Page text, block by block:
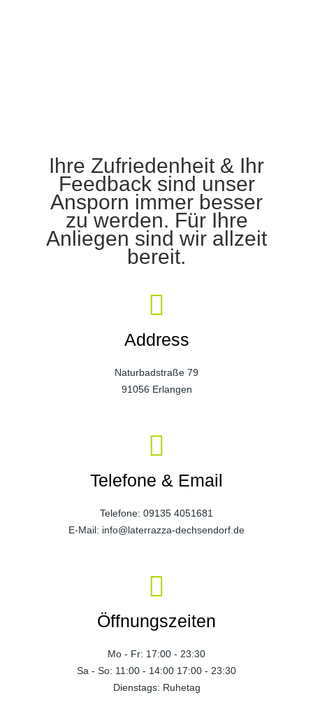
Ihre Zufriedenheit & Ihr
Feedback sind unser
Ansporn immer besser
zu werden. Für Ihre
Anliegen sind wir allzeit
bereit.
Address
Naturbadstraße 79
91056 Erlangen
Telefone & Email
Telefone: 09135 4051681
E-Mail: info@laterrazza-dechsendorf.de
Öffnungszeiten
Mo - Fr: 17:00 - 23:30
Sa - So: 11:00 - 14:00 17:00 - 23:30
Dienstags: Ruhetag